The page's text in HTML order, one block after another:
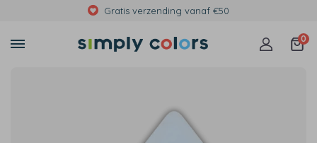
Met foto's, eigen tekst of print
0